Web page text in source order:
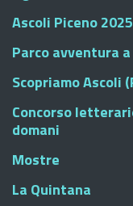
Ascoli Piceno
Parco avventura
Scopriamo Ascoli
Concorso
domani
Mostre
La Quintana